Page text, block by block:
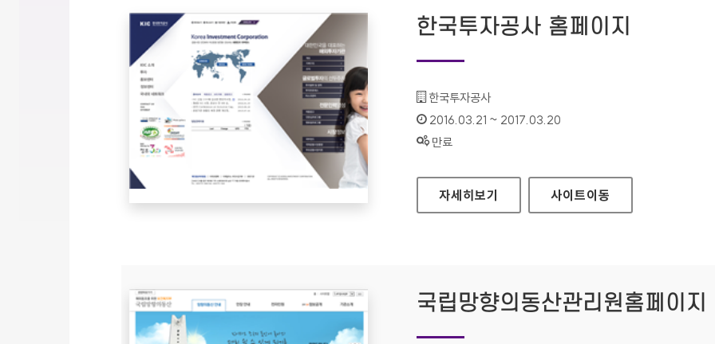
한국투자공사 홈페이지
기관명 :
한국투자공사
인증기간 :
2016.03.21 ~ 2017.03.20
상태 :
만료
한국투자공사 홈페이지
자세히보기 사이트이동
국립망향의동산관리원홈페이지